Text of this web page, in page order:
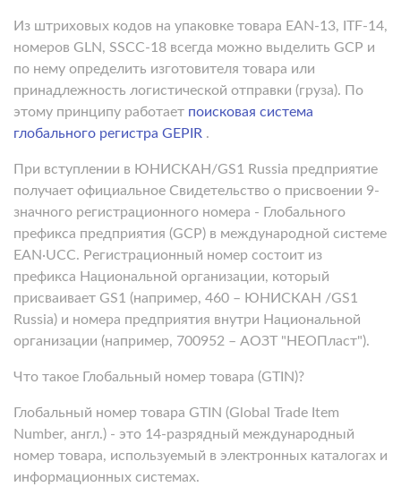
Из штриховых кодов на упаковке товара EAN-13, ITF-14,
номеров GLN, SSCC-18 всегда можно выделить GCP и
по нему определить изготовителя товара или
принадлежность логистической отправки (груза). По
этому принципу работает поисковая система
глобального регистра GEPIR .
При вступлении в ЮНИСКАН/GS1 Russia предприятие
получает официальное Свидетельство о присвоении 9-
значного регистрационного номера - Глобального
префикса предприятия (GCP) в международной сиcтеме
EAN·UCC. Регистрационный номер состоит из
префикса Национальной организации, который
присваивает GS1 (например, 460 – ЮНИСКАН /GS1
Russia) и номера предприятия внутри Национальной
организации (например, 700952 – АОЗТ "НЕОПласт").
Что такое Глобальный номер товара (GTIN)?
Глобальный номер товара GTIN (Global Trade Item
Number, англ.) - это 14-разрядный международный
номер товара, используемый в электронных каталогах и
информационных системах.